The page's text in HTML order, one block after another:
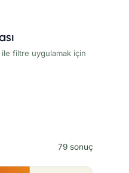
ile filtre uygulamak için
79 sonuç